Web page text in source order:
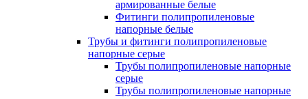
армированные белые
Фитинги полипропиленовые
напорные белые
Трубы и фитинги полипропиленовые
напорные серые
Трубы полипропиленовые напорные
серые
Трубы полипропиленовые напорные